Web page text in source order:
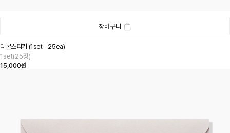
장바구니
리본스티커 (1set - 25ea)
1set(25장)
15,000원